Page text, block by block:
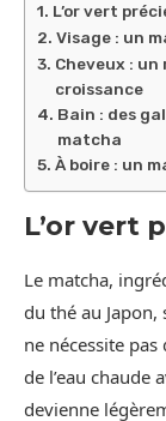
L’or vert
Visage : un
Cheveux :
croissance
Bain : des
matcha
À boire : un
L’or vert
Le matcha,
du thé au
ne nécessite
de l’eau chaude
devienne